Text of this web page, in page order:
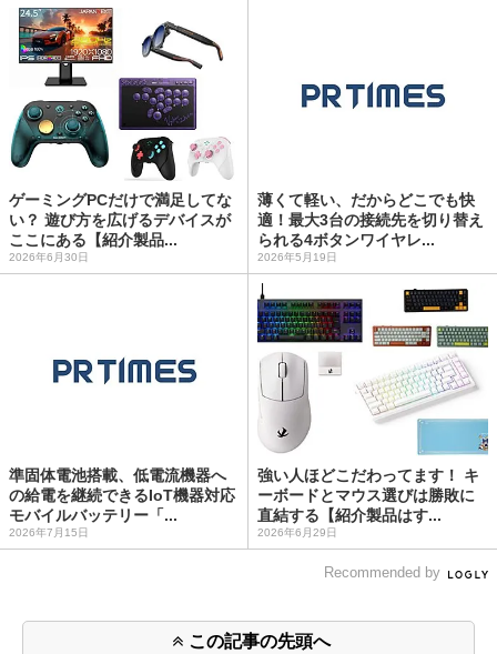
ゲーミングPCだけで満足してな
い？ 遊び方を広げるデバイスが
ここにある【紹介製品...
2026年6月30日
薄くて軽い、だからどこでも快
適！最大3台の接続先を切り替え
られる4ボタンワイヤレ...
2026年5月19日
準固体電池搭載、低電流機器へ
の給電を継続できるIoT機器対応
モバイルバッテリー「...
2026年7月15日
強い人ほどこだわってます！ キ
ーボードとマウス選びは勝敗に
直結する【紹介製品はす...
2026年6月29日
Recommended by
この記事の先頭へ